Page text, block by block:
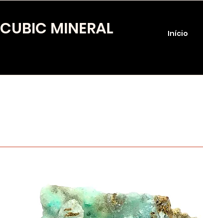
CUBIC MINERAL Início